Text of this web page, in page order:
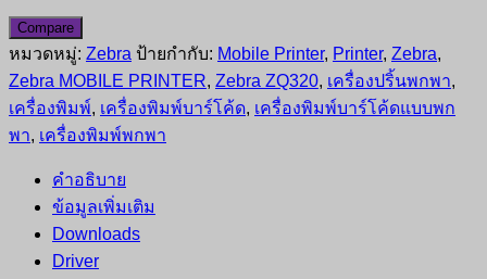
Compare
หมวดหมู่: Zebra ป้ายกำกับ: Mobile Printer, Printer, Zebra,
Zebra MOBILE PRINTER, Zebra ZQ320, เครื่องปริ้นพกพา,
เครื่องพิมพ์, เครื่องพิมพ์บาร์โค้ด, เครื่องพิมพ์บาร์โค้ดแบบพก
พา, เครื่องพิมพ์พกพา
คำอธิบาย
ข้อมูลเพิ่มเติม
Downloads
Driver